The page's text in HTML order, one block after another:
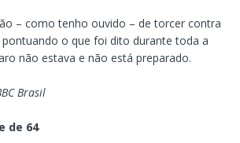
– como tenho ouvido – de torcer contra
o que foi dito durante toda a
não estava e não está preparado.
Brasil
de 64